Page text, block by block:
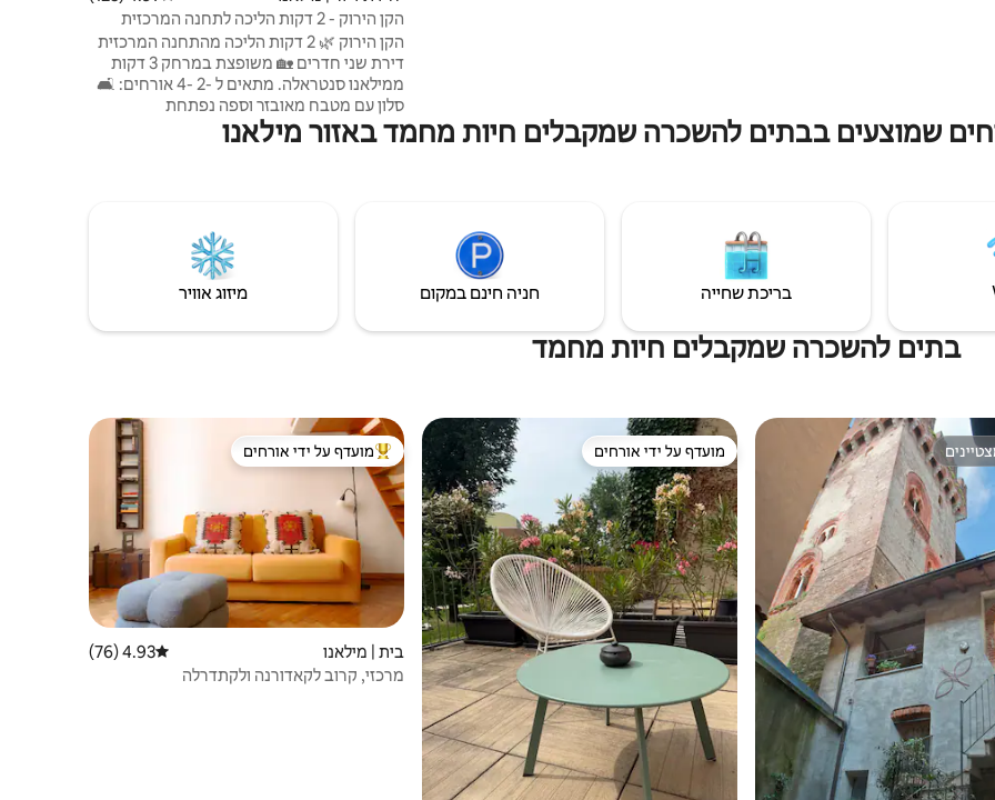
הקן הירוק - 2 דקות הליכה לתחנה המרכזית
הקן הירוק 🌿 2 דקות הליכה מהתחנה המרכזית
דירת שני חדרים 🏡 משופצת במרחק 3 דקות
ממילאנו סנטראלה. מתאים ל -2 -4 אורחים: 🛋️
סלון עם מטבח מאובזר וספה נפתחת
חדר רחצה עם מקלחת ❄️ מזגן – טלוויזיה 📺
רכבות תחתיות, רכבות והסעות במרחק הליכה
חיות מחמד 🐾 קטנות יתקבלו בברכה.
שמוצעים בבתים להשכרה שמקבלים חיות מחמד באזור מילאנו
בריכת שחייה חניה חינם במקום מיזוג אוויר
בתים להשכרה שמקבלים חיות מחמד
מועדף על ידי אורחים
מועדף על ידי אורחים מוביל בקרב נכסים מועדפים על ידי אורחים
מועדף על ידי אורחים
בית | מילאנו דירוג ממוצע של 4.93 מתוך 5, 76 ביקורות
4.93 (76)
מרכזי, קרוב לקאדורנה ולקתדרלה